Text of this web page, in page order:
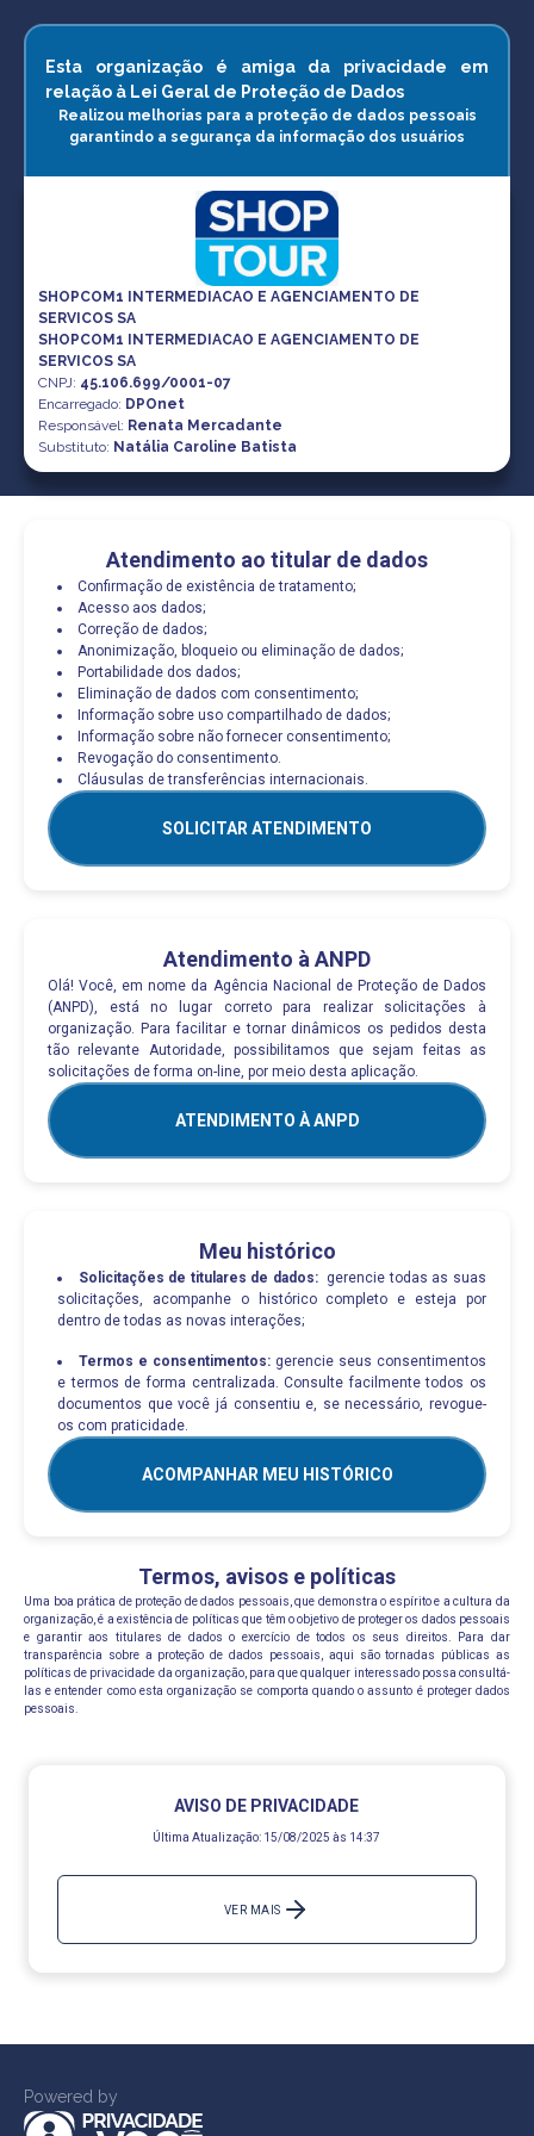
Esta organização é amiga da privacidade em
relação à Lei Geral de Proteção de Dados
Realizou melhorias para a proteção de dados pessoais
garantindo a segurança da informação dos usuários
SHOPCOM1 INTERMEDIACAO E AGENCIAMENTO DE
SERVICOS SA
SHOPCOM1 INTERMEDIACAO E AGENCIAMENTO DE
SERVICOS SA
CNPJ: 45.106.699/0001-07
Encarregado: DPOnet
Responsável: Renata Mercadante
Substituto: Natália Caroline Batista
Atendimento ao titular de dados
Confirmação de existência de tratamento;
Acesso aos dados;
Correção de dados;
Anonimização, bloqueio ou eliminação de dados;
Portabilidade dos dados;
Eliminação de dados com consentimento;
Informação sobre uso compartilhado de dados;
Informação sobre não fornecer consentimento;
Revogação do consentimento.
Cláusulas de transferências internacionais.
SOLICITAR ATENDIMENTO
Atendimento à ANPD
Olá! Você, em nome da Agência Nacional de Proteção de Dados
(ANPD), está no lugar correto para realizar solicitações à
organização. Para facilitar e tornar dinâmicos os pedidos desta
tão relevante Autoridade, possibilitamos que sejam feitas as
solicitações de forma on-line, por meio desta aplicação.
ATENDIMENTO À ANPD
Meu histórico
Solicitações de titulares de dados: gerencie todas as suas
solicitações, acompanhe o histórico completo e esteja por
dentro de todas as novas interações;
Termos e consentimentos: gerencie seus consentimentos
e termos de forma centralizada. Consulte facilmente todos os
documentos que você já consentiu e, se necessário, revogue-
os com praticidade.
ACOMPANHAR MEU HISTÓRICO
Termos, avisos e políticas
Uma boa prática de proteção de dados pessoais, que demonstra o espírito e a cultura da
organização, é a existência de políticas que têm o objetivo de proteger os dados pessoais
e garantir aos titulares de dados o exercício de todos os seus direitos. Para dar
transparência sobre a proteção de dados pessoais, aqui são tornadas públicas as
políticas de privacidade da organização, para que qualquer interessado possa consultá-
las e entender como esta organização se comporta quando o assunto é proteger dados
pessoais.
AVISO DE PRIVACIDADE
Última Atualização: 15/08/2025 às 14:37
VER MAIS
Powered by